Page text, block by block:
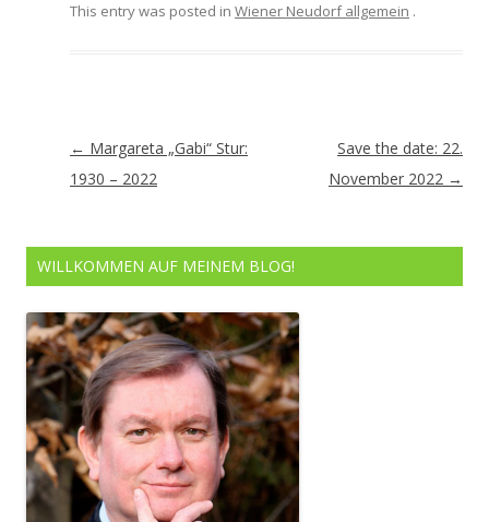
This entry was posted in Wiener Neudorf allgemein .
Artikel-
Navigation
← Margareta „Gabi“ Stur:
1930 – 2022
Save the date: 22.
November 2022 →
WILLKOMMEN AUF MEINEM BLOG!